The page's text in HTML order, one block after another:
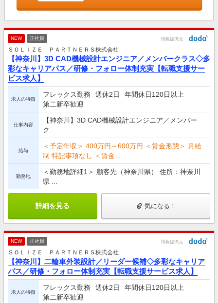
NEW 正社員 情報提供元
ＳＯＬＩＺＥ ＰＡＲＴＮＥＲＳ株式会社
【神奈川】3D CAD機械設計エンジニア／メンバークラス◇多
彩なキャリアパス／研修・フォロー体制充実【転職支援サー
ビス求人】
求人の特徴
フレックス勤務 週休2日
年間休日120日以上
第二新卒歓迎
仕事内容
【神奈川】3D CAD機械設計エンジニア／メンバー
ク...
給与
＜予定年収＞ 400万円～600万円 ＜賃金形態＞ 月給
制 特記事項なし ＜賃金...
勤務地
＜勤務地詳細1＞ 顧客先（神奈川県） 住所：神奈川
県 ...
詳細を見る 気になる！
NEW 正社員 情報提供元
ＳＯＬＩＺＥ ＰＡＲＴＮＥＲＳ株式会社
【神奈川】二輪車外装設計／リーダー候補◇多彩なキャリア
パス／研修・フォロー体制充実【転職支援サービス求人】
求人の特徴
フレックス勤務 週休2日
年間休日120日以上
第二新卒歓迎